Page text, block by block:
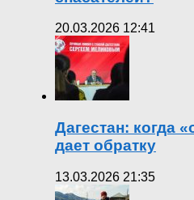
20.03.2026 12:41
Дагестан: когда
дает обратку
13.03.2026 21:35